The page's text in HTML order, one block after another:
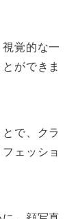
覚的な一
ができま
で、クラ
ェッショ